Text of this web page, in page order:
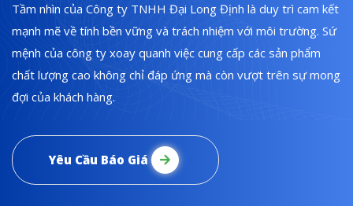
Tầm nhìn của Công ty TNHH Đại Long Định là duy trì cam kết
mạnh mẽ về tính bền vững và trách nhiệm với môi trường. Sứ
mệnh của công ty xoay quanh việc cung cấp các sản phẩm
chất lượng cao không chỉ đáp ứng mà còn vượt trên sự mong
đợi của khách hàng.
Yêu Cầu Báo Giá